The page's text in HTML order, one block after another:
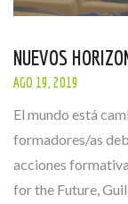
NUEVOS
AGO 19, 2019
El mundo está
formadores/as
acciones
for the Future,